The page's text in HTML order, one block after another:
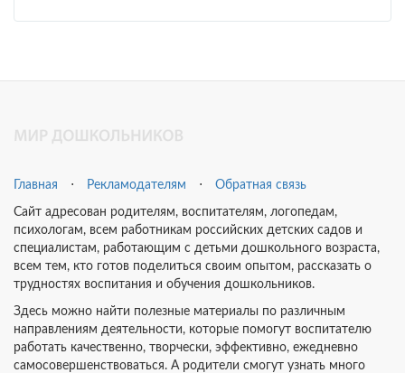
Главная ⋅ Рекламодателям ⋅ Обратная связь
Сайт адресован родителям, воспитателям, логопедам,
психологам, всем работникам российских детских садов и
специалистам, работающим с детьми дошкольного возраста,
всем тем, кто готов поделиться своим опытом, рассказать о
трудностях воспитания и обучения дошкольников.
Здесь можно найти полезные материалы по различным
направлениям деятельности, которые помогут воспитателю
работать качественно, творчески, эффективно, ежедневно
самосовершенствоваться. А родители смогут узнать много